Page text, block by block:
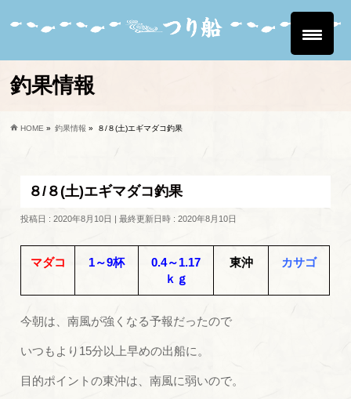
釣果情報
HOME » 釣果情報 » ８/８(土)エギマダコ釣果
８/８(土)エギマダコ釣果
投稿日 : 2020年8月10日 最終更新日時 : 2020年8月10日
マダコ 1～9杯
0.4～1.17
ｋｇ
東沖 カサゴ
今朝は、南風が強くなる予報だったので
いつもより15分以上早めの出船に。
目的ポイントの東沖は、南風に弱いので。